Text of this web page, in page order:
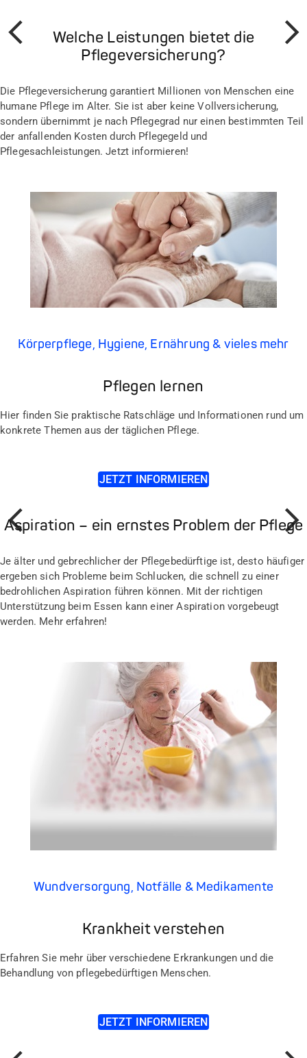
Prev Weiter
Welche Leistungen bietet die
Pflegeversicherung?
Die Pflegeversicherung garantiert Millionen von Menschen eine
humane Pflege im Alter. Sie ist aber keine Vollversicherung,
sondern übernimmt je nach Pflegegrad nur einen bestimmten Teil
der anfallenden Kosten durch Pflegegeld und
Pflegesachleistungen. Jetzt informieren!
Pflegen lernen
Körperpflege, Hygiene, Ernährung & vieles mehr
Hier finden Sie praktische Ratschläge und Informationen rund um
konkrete Themen aus der täglichen Pflege.
JETZT INFORMIEREN
Prev Weiter
Aspiration – ein ernstes Problem der Pflege
Je älter und gebrechlicher der Pflegebedürftige ist, desto häufiger
ergeben sich Probleme beim Schlucken, die schnell zu einer
bedrohlichen Aspiration führen können. Mit der richtigen
Unterstützung beim Essen kann einer Aspiration vorgebeugt
werden. Mehr erfahren!
Krankheit verstehen
Wundversorgung, Notfälle & Medikamente
Erfahren Sie mehr über verschiedene Erkrankungen und die
Behandlung von pflegebedürftigen Menschen.
JETZT INFORMIEREN